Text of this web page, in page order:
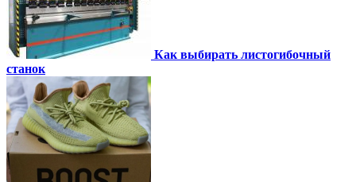
Как выбирать листогибочный
станок